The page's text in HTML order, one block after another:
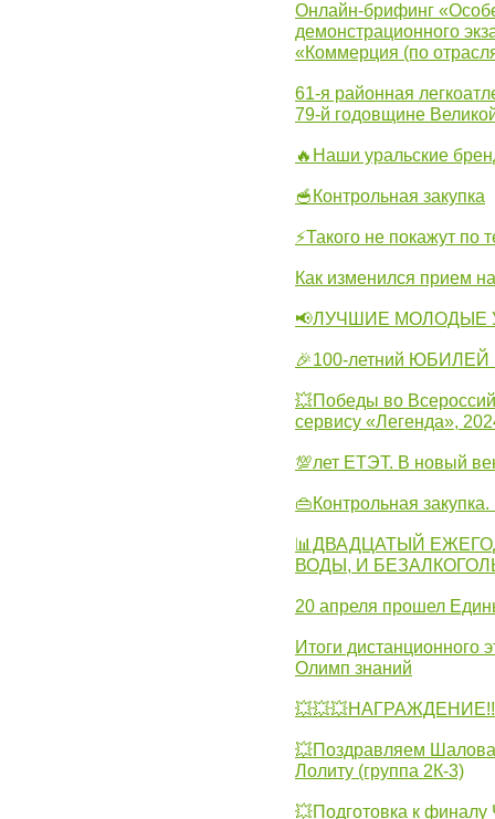
Онлайн-брифинг
демонстрационного
«Коммерция (по
61-я районная
79-й годовщине
🔥Наши уральские
🥣Контрольная закупка
⚡Такого не покажут по
Как изменился прием
📢ЛУЧШИЕ МОЛОДЫЕ
🎉100-летний ЮБИЛЕЙ
💥Победы во
сервису «Легенда»,
💯лет ЕТЭТ. В новый
👜Контрольная
📊ДВАДЦАТЫЙ
ВОДЫ, И
20 апреля прошел
Итоги дистанционного
Олимп знаний
💥Поздравляем
Лолиту (группа 2К-3)
💥Подготовка к